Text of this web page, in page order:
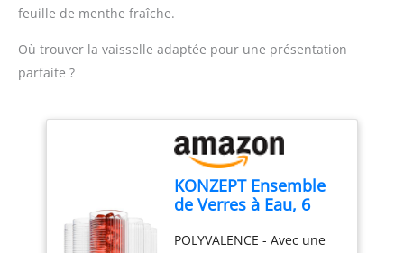
un moteur, une forme de
lame et un pichet au
puissance optimale
RECETTES
PERSONNALISÉES :
préparez des smoothies
maison sains, des soupes
et plus avec l'appli
HomeID - Des recettes
feuille de menthe fraîche.
Où trouver la vaisselle adaptée pour une présentation
parfaite ?
KONZEPT Ensemble
de Verres à Eau, 6
à Boire Grands,
POLYVALENCE - Avec une